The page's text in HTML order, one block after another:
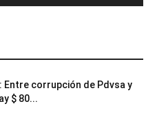
Entre corrupción de Pdvsa y
$ 80...